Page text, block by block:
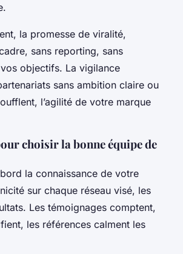
la promesse de viralité,
sans reporting, sans
objectifs. La vigilance
sans ambition claire ou
l’agilité de votre marque
choisir la bonne équipe de
la connaissance de votre
sur chaque réseau visé, les
Les témoignages comptent,
les références calment les